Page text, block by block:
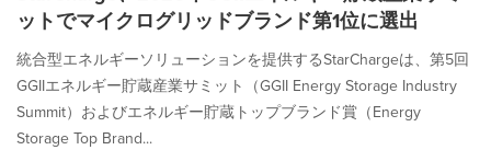
ットでマイクログリッドブランド第1位に選出
統合型エネルギーソリューションを提供するStarChargeは、第5回
GGIIエネルギー貯蔵産業サミット（GGII Energy Storage Industry
Summit）およびエネルギー貯蔵トップブランド賞（Energy
Storage Top Brand...